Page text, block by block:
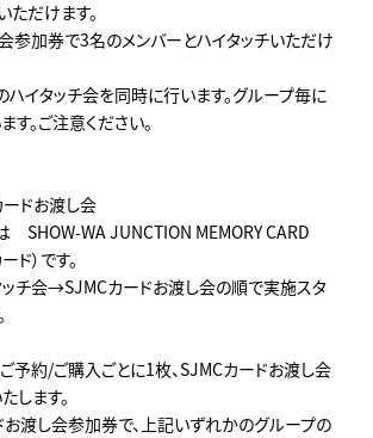
だけます。
会参加券で3名のメンバーとハイタッチいただけ
イタッチ会を同時に行います。グループ毎に
。ご注意ください。
ードお渡し会
SHOW-WA JUNCTION MEMORY CARD
ド）です。
チ会→SJMCカードお渡し会の順で実施スタ
予約/ご購入ごとに1枚、SJMCカードお渡し会
します。
渡し会参加券で、上記いずれかのグループの